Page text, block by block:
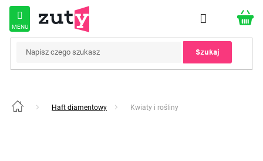
Przejść
treści
Szukaj
Home Haft diamentowy Kwiaty i rośliny